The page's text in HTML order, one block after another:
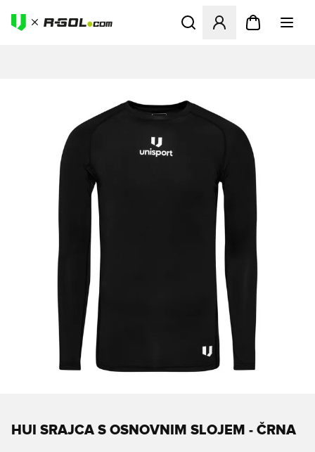
Odpre Modal za prijavo ali
HUI SRAJCA S OSNOVNIM SLOJEM - ČRNA